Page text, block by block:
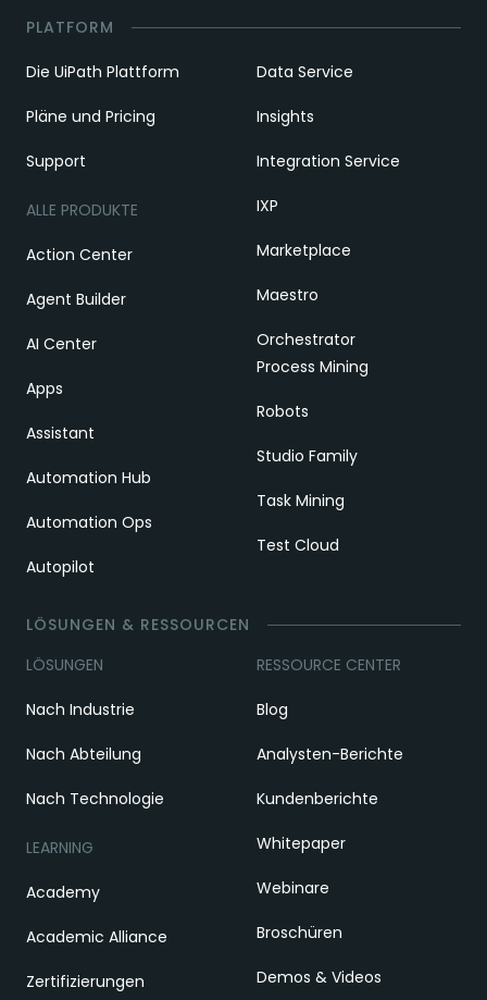
PLATFORM
Die UiPath Plattform
Pläne und Pricing
Support
ALLE PRODUKTE
Action Center
Agent Builder
AI Center
Apps
Assistant
Automation Hub
Automation Ops
Autopilot
Data Service
Insights
Integration Service
IXP
Marketplace
Maestro
Orchestrator
Process Mining
Robots
Studio Family
Task Mining
Test Cloud
LÖSUNGEN & RESSOURCEN
LÖSUNGEN
Nach Industrie
Nach Abteilung
Nach Technologie
LEARNING
Academy
Academic Alliance
Zertifizierungen
RESSOURCE CENTER
Blog
Analysten-Berichte
Kundenberichte
Whitepaper
Webinare
Broschüren
Demos & Videos